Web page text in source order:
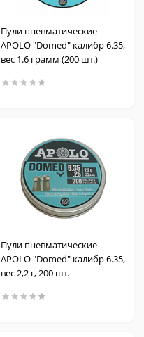
Пули пневматические
APOLO "Domed" калибр 6.35,
вес 1.6 грамм (200 шт.)
Пули пневматические
APOLO "Domed" калибр 6.35,
вес 2,2 г, 200 шт.